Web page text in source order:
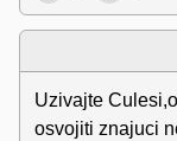
Uzivajte
osvojiti znajuci